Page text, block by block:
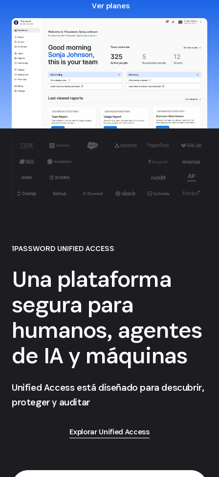
Ver planes
1PASSWORD UNIFIED ACCESS
Una plataforma
segura para
humanos, agentes
de IA y máquinas
Unified Access está diseñado para descubrir,
proteger y auditar
Explorar Unified Access